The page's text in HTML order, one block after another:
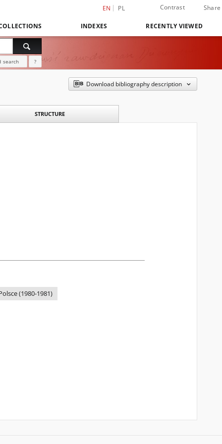
EN PL Contrast Share
INDEXES RECENTLY VIEWED
search ?
Download bibliography description
STRUCTURE
(1980-1981)